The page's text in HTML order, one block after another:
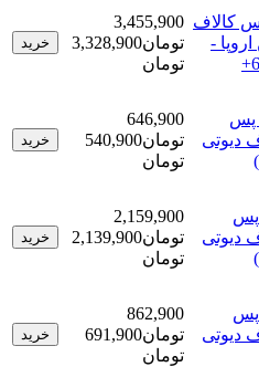
3,455,900
تومان 3,328,900
تومان
خرید
646,900
تومان 540,900
خرید
2,159,900
تومان 2,139,900
خرید
862,900
تومان 691,900
خرید